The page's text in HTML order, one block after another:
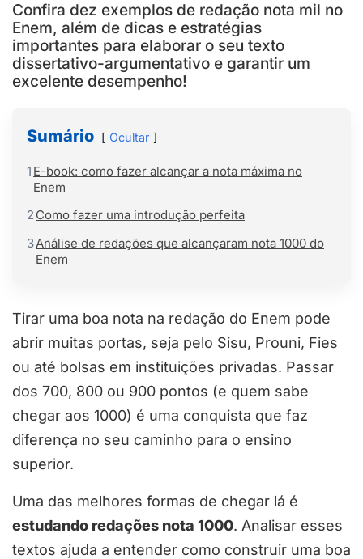
Confira dez exemplos de redação nota mil no
Enem, além de dicas e estratégias
importantes para elaborar o seu texto
dissertativo-argumentativo e garantir um
excelente desempenho!
Sumário Ocultar
1 E-book: como fazer alcançar a nota máxima no
Enem
2 Como fazer uma introdução perfeita
3Análise de redações que alcançaram nota 1000 do
Enem
Tirar uma boa nota na redação do Enem pode
abrir muitas portas, seja pelo Sisu, Prouni, Fies
ou até bolsas em instituições privadas. Passar
dos 700, 800 ou 900 pontos (e quem sabe
chegar aos 1000) é uma conquista que faz
diferença no seu caminho para o ensino
superior.
Uma das melhores formas de chegar lá é
estudando redações nota 1000. Analisar esses
textos ajuda a entender como construir uma boa